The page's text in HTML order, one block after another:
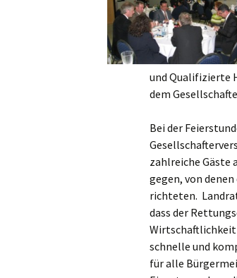
und Qualifizierte
dem
Bei der
zahlreiche Gäste
gegen, von
richteten.
dass der
schnelle und
für alle